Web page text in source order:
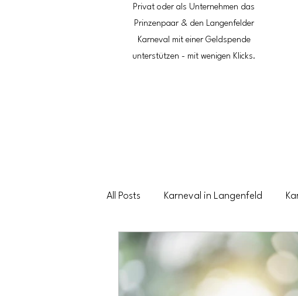
Privat oder als Unternehmen das
Prinzenpaar & den Langenfelder
Karneval mit einer Geldspende
unterstützen - mit wenigen Klicks.
All Posts Karneval in Langenfeld
Prinzenpaar Langenfeld